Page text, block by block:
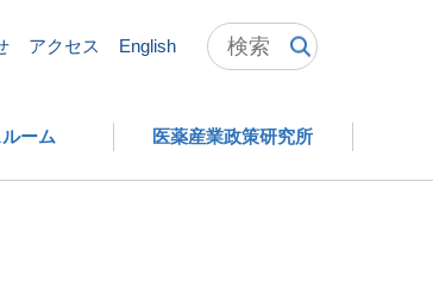
アクセス English
ーム 医薬産業政策研究所